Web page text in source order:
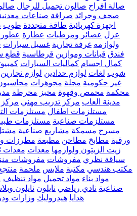
صالة افراح صالون تجميل للرجال
صحف وجرائد صرافة صناعات
اجهزة كهربائية طاقة متجددة طوب
عزل عصائر ومرطبات عطارة عطور
ولوازمه غرفة تجارية غسيل سيارات
فندق قبانات وموازين قرطاسية قطع
كمال اجسام كماليات السيارات
شوب لغات لوازم حدادين لوازم نجارين
غير حكومية مجلة مجوهرات
محكمة محمص وقهوة مخبز مخرطة
مدينة العاب مركز تدريب مهني
مستلزمات اطفال مستلزمات
مستلزمات صناعية مستلزمات
مسرح مسمكة مشاريع صناعية
ورقية مطابخ مطاحن مطبعة مطرزات
زيت الزيتون ولوازمها معدات معدات
سياقة نظري مفروشات مفروشات
مكتب هندسي مكتبة ملابس ملحمة
مواد بناء مواد تجميل مواد تنظيف
صناعية نادي رياضي نايلون نايلون
هدايا هيدروليك وزارات